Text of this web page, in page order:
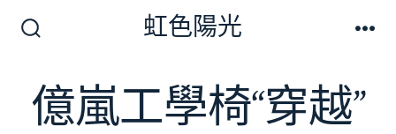
切
換
開
虹色陽光
億嵐工學椅“穿越”